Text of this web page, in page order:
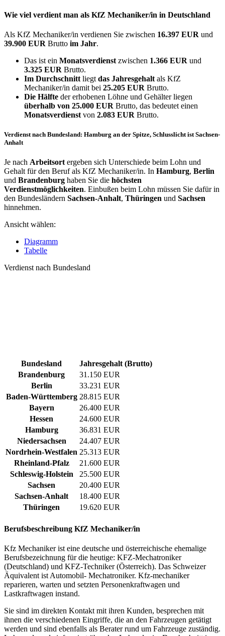
Wie viel verdient man als KfZ Mechaniker/in in Deutschland
Als KfZ Mechaniker/in verdienen Sie zwischen 16.397 EUR und
39.900 EUR Brutto im Jahr.
Das ist ein Monatsverdienst zwischen 1.366 EUR und
3.325 EUR Brutto.
Im Durchschnitt liegt das Jahresgehalt als KfZ
Mechaniker/in damit bei 25.205 EUR Brutto.
Die Hälfte der erhobenen Löhne und Gehälter liegen
überhalb von 25.000 EUR Brutto, das bedeutet einen
Monatsverdienst von 2.083 EUR Brutto.
Verdienst nach Bundesland: Hamburg an der Spitze, Schlusslicht ist Sachsen-
Anhalt
Je nach Arbeitsort ergeben sich Unterschiede beim Lohn und
Gehalt für den Beruf als KfZ Mechaniker/in. In Hamburg, Berlin
und Brandenburg haben Sie die höchsten
Verdienstmöglichkeiten. Einbußen beim Lohn müssen Sie dafür in
den Bundesländern Sachsen-Anhalt, Thüringen und Sachsen
hinnehmen.
Ansicht wählen:
Diagramm
Tabelle
Verdienst nach Bundesland
Bundesland
Jahresgehalt (Brutto)
Brandenburg
31.150 EUR
Berlin
33.231 EUR
Baden-Württemberg 28.815 EUR
Bayern
26.400 EUR
Hessen
24.600 EUR
Hamburg
36.831 EUR
Niedersachsen
24.407 EUR
Nordrhein-Westfalen 25.313 EUR
Rheinland-Pfalz
21.600 EUR
Schleswig-Holstein
25.500 EUR
Sachsen
20.400 EUR
Sachsen-Anhalt
18.400 EUR
Thüringen
19.620 EUR
Berufsbeschreibung KfZ Mechaniker/in
Kfz Mechaniker ist eine deutsche und österreichische ehemalige
Berufsbezeichnung für die heutige: KFZ-Mechatroniker
(Deutschland) und KFZ-Techniker (Österreich). Das Schweizer
Äquivalent ist Automobil- Mechatroniker. Kfz-mechaniker
reparieren, warten und setzten Personenkraftwagen und
Lastkraftwagen instand.
Sie sind im direkten Kontakt mit ihren Kunden, besprechen mit
ihnen die verschiedenen Eingriffe, die an den Fahrzeugen getätigt
werden und sind ebenfalls als Berater rund um Fahrzeuge zuständig.